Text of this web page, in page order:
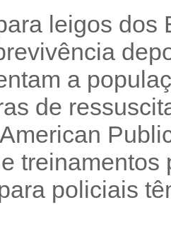
leigos dos
a
de
policiais